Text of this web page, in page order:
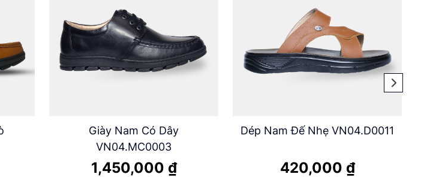
Giày Nam Có Dây
VN04.MC0003
1,450,000 ₫
Dép Nam Đế Nhẹ VN04.D0011
420,000 ₫